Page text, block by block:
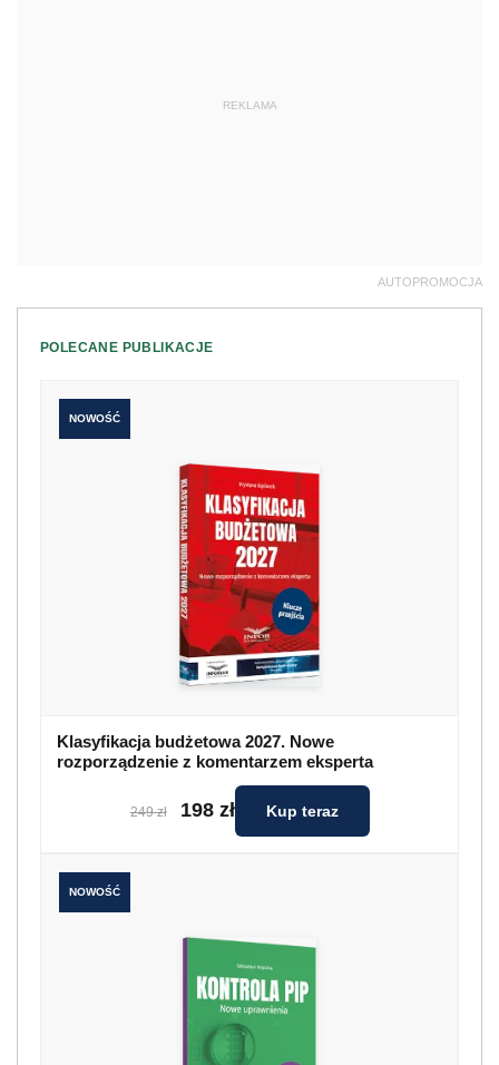
REKLAMA
AUTOPROMOCJA
POLECANE PUBLIKACJE
NOWOŚĆ
Klasyfikacja budżetowa 2027. Nowe
rozporządzenie z komentarzem eksperta
249 zł 198 zł Kup teraz
NOWOŚĆ